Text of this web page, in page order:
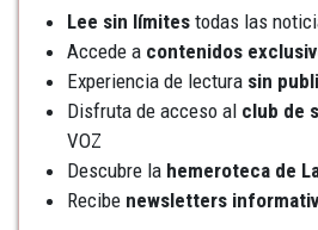
Lee sin límites todas las
Accede a contenidos
Experiencia de lectura sin
Disfruta de acceso al club de
VOZ
Descubre la hemeroteca de
Recibe newsletters